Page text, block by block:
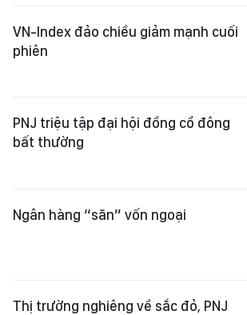
VN-Index đảo chiều giảm mạnh cuối
phiên
PNJ triệu tập đại hội đồng cổ đông
bất thường
Ngân hàng “săn” vốn ngoại
Thị trường nghiêng về sắc đỏ, PNJ